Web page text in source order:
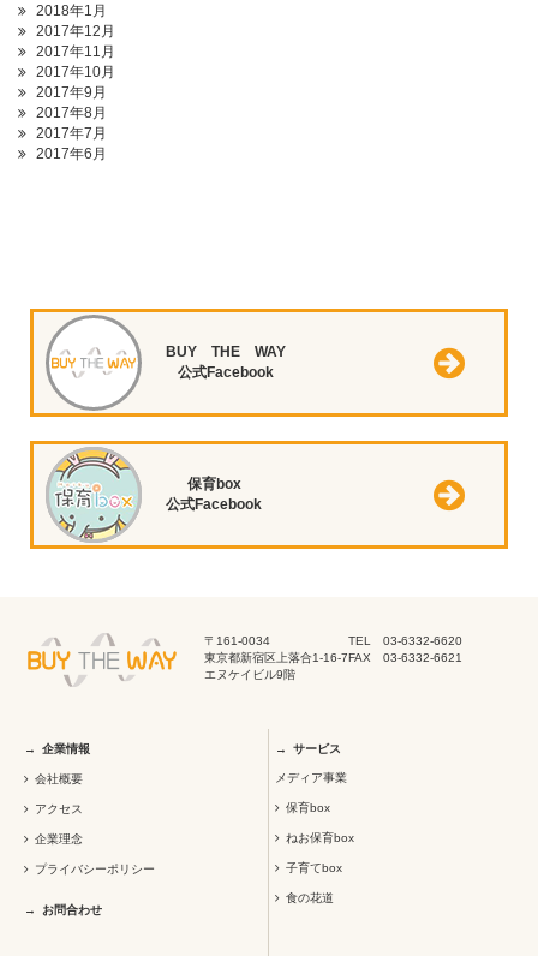
2018年1月
2017年12月
2017年11月
2017年10月
2017年9月
2017年8月
2017年7月
2017年6月
BUY THE WAY
公式Facebook
保育box
公式Facebook
〒161-0034
東京都新宿区上落合1-16-7
エヌケイビル9階
TEL 03-6332-6620
FAX 03-6332-6621
企業情報
会社概要
アクセス
企業理念
プライバシーポリシー
お問合わせ
サービス
メディア事業
保育box
ねお保育box
子育てbox
食の花道